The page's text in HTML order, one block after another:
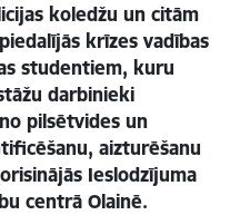
koledžu un citām
krīzes vadības
studentiem, kuru
darbinieki
pilsētvides un
aizturēšanu
Ieslodzījuma
centrā Olainē.